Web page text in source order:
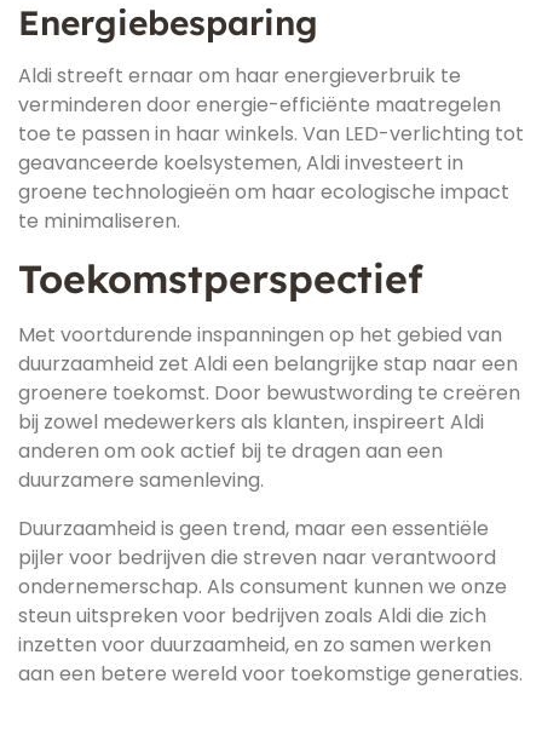
Energiebesparing
Aldi streeft ernaar om haar energieverbruik te
verminderen door energie-efficiënte maatregelen
toe te passen in haar winkels. Van LED-verlichting tot
geavanceerde koelsystemen, Aldi investeert in
groene technologieën om haar ecologische impact
te minimaliseren.
Toekomstperspectief
Met voortdurende inspanningen op het gebied van
duurzaamheid zet Aldi een belangrijke stap naar een
groenere toekomst. Door bewustwording te creëren
bij zowel medewerkers als klanten, inspireert Aldi
anderen om ook actief bij te dragen aan een
duurzamere samenleving.
Duurzaamheid is geen trend, maar een essentiële
pijler voor bedrijven die streven naar verantwoord
ondernemerschap. Als consument kunnen we onze
steun uitspreken voor bedrijven zoals Aldi die zich
inzetten voor duurzaamheid, en zo samen werken
aan een betere wereld voor toekomstige generaties.